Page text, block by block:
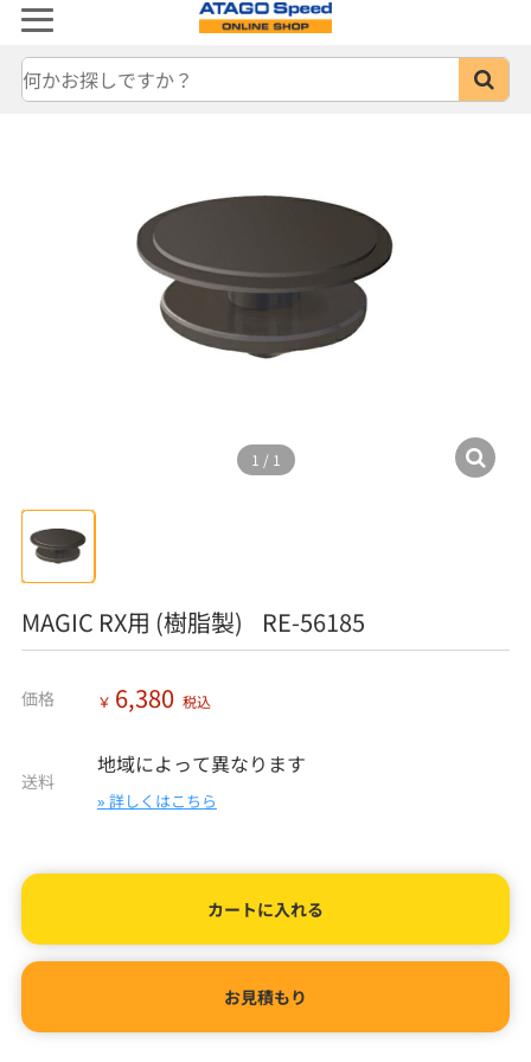
1 / 1
MAGIC RX用 (樹脂製) RE-56185
価格 ￥ 6,380 税込
送料
地域によって異なります
» 詳しくはこちら
カートに入れる
お見積もり